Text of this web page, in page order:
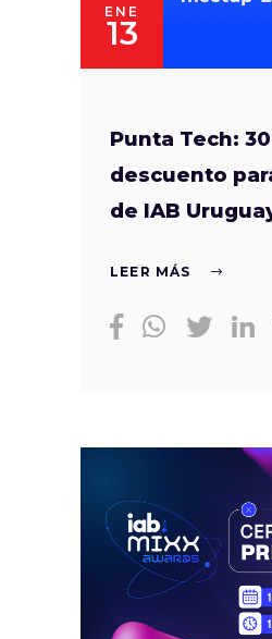
ENE
13
Punta Tech:
descuento
de IAB
LEER MÁS